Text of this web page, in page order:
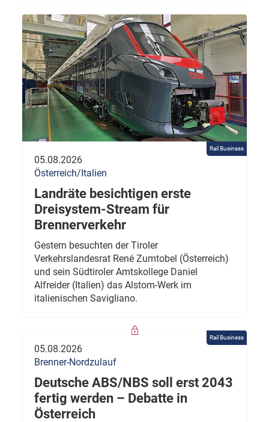
Rail Business
05.08.2026
Österreich/Italien
Landräte besichtigen erste
Dreisystem-Stream für
Brennerverkehr
Gestern besuchten der Tiroler
Verkehrslandesrat René Zumtobel (Österreich)
und sein Südtiroler Amtskollege Daniel
Alfreider (Italien) das Alstom-Werk im
italienischen Savigliano.
Rail Business
05.08.2026
Brenner-Nordzulauf
Deutsche ABS/NBS soll erst 2043
fertig werden – Debatte in
Österreich